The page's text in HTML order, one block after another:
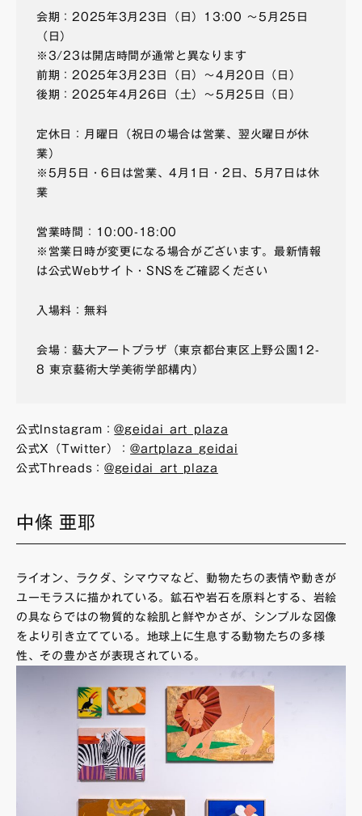
会期：2025年3月23日（日）13:00 〜5月25日
（日）
※3/23は開店時間が通常と異なります
前期：2025年3月23日（日）〜4月20日（日）
後期：2025年4月26日（土）〜5月25日（日）
定休日：月曜日（祝日の場合は営業、翌火曜日が休
業）
※5月5日・6日は営業、4月1日・2日、5月7日は休
業
営業時間：10:00-18:00
※営業日時が変更になる場合がございます。最新情報
は公式Webサイト・SNSをご確認ください
入場料：無料
会場：藝大アートプラザ（東京都台東区上野公園12-
8 東京藝術大学美術学部構内）
公式Instagram：@geidai_art_plaza
公式X（Twitter）：@artplaza_geidai
公式Threads： @geidai_art_plaza
中條 亜耶
ライオン、ラクダ、シマウマなど、動物たちの表情や動きが
ユーモラスに描かれている。鉱石や岩石を原料とする、岩絵
の具ならではの物質的な絵肌と鮮やかさが、シンプルな図像
をより引き立てている。地球上に生息する動物たちの多様
性、その豊かさが表現されている。